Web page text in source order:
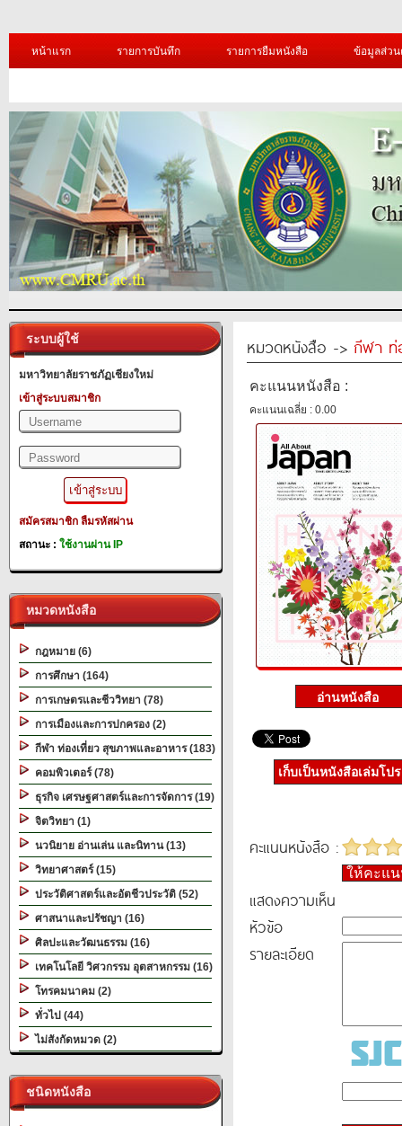
หน้าแรก รายการบันทึก รายการยืมหนังสือ ข้อมูลส่ว
ระบบผู้ใช้
มหาวิทยาลัยราชภัฏเชียงใหม่
เข้าสู่ระบบสมาชิก
สมัครสมาชิก ลืมรหัสผ่าน
สถานะ : ใช้งานผ่าน IP
หมวดหนังสือ
กฎหมาย (6)
การศึกษา (164)
การเกษตรและชีววิทยา (78)
การเมืองและการปกครอง (2)
กีฬา ท่องเที่ยว สุขภาพและอาหาร (183)
คอมพิวเตอร์ (78)
ธุรกิจ เศรษฐศาสตร์และการจัดการ (19)
จิตวิทยา (1)
นวนิยาย อ่านเล่น และนิทาน (13)
วิทยาศาสตร์ (15)
ประวัติศาสตร์และอัตชีวประวัติ (52)
ศาสนาและปรัชญา (16)
ศิลปะและวัฒนธรรม (16)
เทคโนโลยี วิศวกรรม อุตสาหกรรม (16)
โทรคมนาคม (2)
ทั่วไป (44)
ไม่สังกัดหมวด (2)
ชนิดหนังสือ
หมวดหนังสือ -> กีฬา ท่
คะแนนหนังสือ :
คะแนนเฉลี่ย : 0.00
เก็บเป็นหนังสือเล่มโป
คะแนนหนังสือ :
ให้คะแ
แสดงความเห็น
หัวข้อ
รายละเอียด